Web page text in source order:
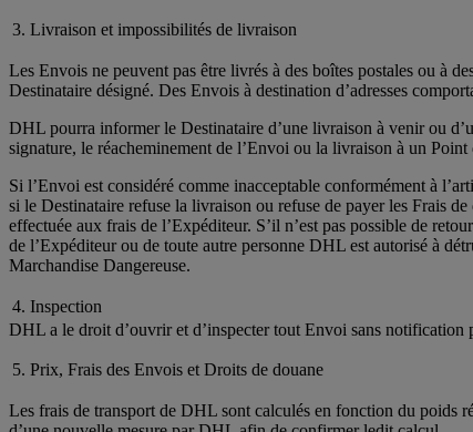
3. Livraison et impossibilités de livraison
Les Envois ne peuvent pas être livrés à des boîtes postales ou à
Destinataire désigné. Des Envois à destination d’adresses
DHL pourra informer le Destinataire d’une livraison à venir ou
signature, le réacheminement de l’Envoi ou la livraison à un
Si l’Envoi est considéré comme inacceptable conformément à
si le Destinataire refuse la livraison ou refuse de payer les Frais
effectuée aux frais de l’Expéditeur. S’il n’est pas possible de
de l’Expéditeur ou de toute autre personne DHL est autorisé à
Marchandise Dangereuse.
4. Inspection
DHL a le droit d’ouvrir et d’inspecter tout Envoi sans notification
5. Prix, Frais des Envois et Droits de douane
Les frais de transport de DHL sont calculés en fonction du poids